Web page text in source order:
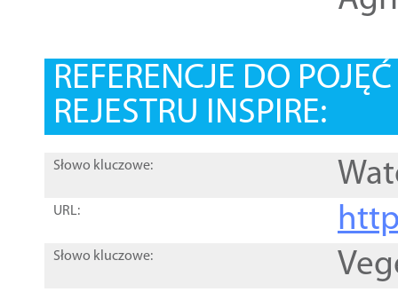
REFERENCJE DO
REJESTRU INSPIRE:
Słowo kluczowe:
URL:
Słowo kluczowe: